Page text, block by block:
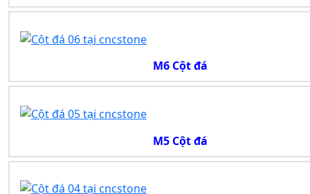
M6 Cột đá
M5 Cột đá